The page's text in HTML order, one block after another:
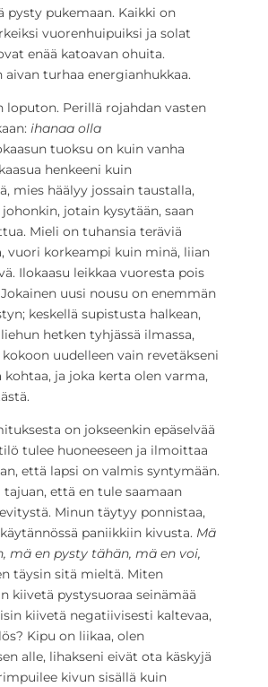
pysty pukemaan. Kaikki on
vuorenhuipuiksi ja solat
enää katoavan ohuita.
aivan turhaa energianhukkaa.
loputon. Perillä rojahdan vasten
ihanaa olla
tuoksu on kuin vanha
henkeeni kuin
mies häälyy jossain taustalla,
jotain kysytään, saan
Mieli on tuhansia teräviä
vuori korkeampi kuin minä, liian
Ilokaasu leikkaa vuoresta pois
uusi nousu on enemmän
keskellä supistusta halkean,
hetken tyhjässä ilmassa,
uudelleen vain revetäkseni
kohtaa, ja joka kerta olen varma,
on jokseenkin epäselvää
tulee huoneeseen ja ilmoittaa
että lapsi on valmis syntymään.
että en tule saamaan
Minun täytyy ponnistaa,
paniikkiin kivusta. Mä
mä en pysty tähän, mä en voi,
täysin sitä mieltä. Miten
kiivetä pystysuoraa seinämää
kiivetä negatiivisesti kaltevaa,
Kipu on liikaa, olen
alle, lihakseni eivät ota käskyjä
kivun sisällä kuin